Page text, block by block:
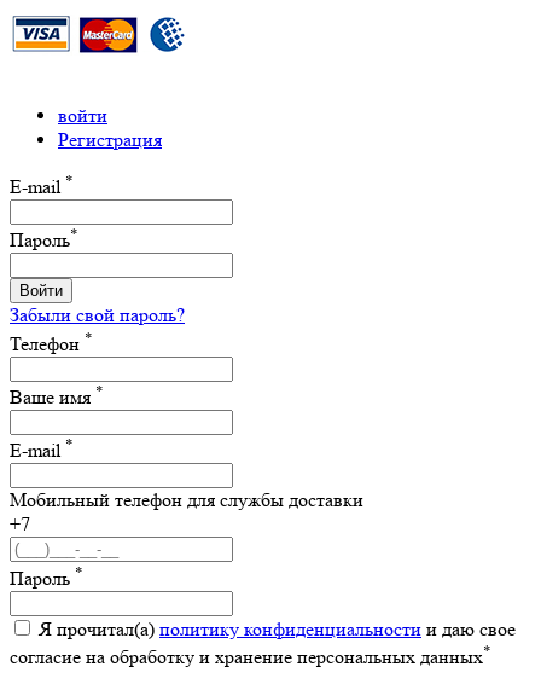
войти
Регистрация
E-mail *
Пароль*
Войти
Забыли свой пароль?
Телефон *
Ваше имя *
E-mail *
Мобильный телефон для службы доставки
+7
Пароль *
Я прочитал(а) политику конфиденциальности и даю свое
согласие на обработку и хранение персональных данных*